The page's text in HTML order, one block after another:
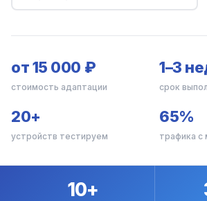
от 15 000 ₽
стоимость адаптации
1–3
срок
20+
устройств тестируем
65%
трафика с
10+